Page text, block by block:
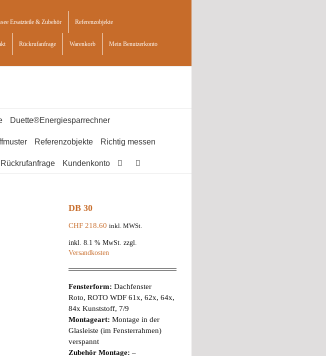
Ersatzteile & Zubehör Referenzobjekte
Rückrufanfrage Warenkorb Mein Benutzerkonto
Duette®Energiesparrechner
Referenzobjekte Richtig messen
Rückrufanfrage Kundenkonto
DB 30
CHF218.60 inkl. MWSt.
inkl. 8.1 % MwSt. zzgl.
Versandkosten
Fensterform: Dachfenster
Roto, ROTO WDF 61x, 62x, 64x,
84x Kunststoff, 7/9
Montageart: Montage in der
Glasleiste (im Fensterrahmen)
verspannt
Zubehör Montage: –